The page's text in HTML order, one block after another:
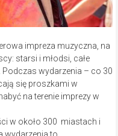
impreza muzyczna, na
starsi i młodsi, całe
Podczas wydarzenia – co 30
się proszkami w
na terenie imprezy w
w około 300 miastach i
wydarzenia to